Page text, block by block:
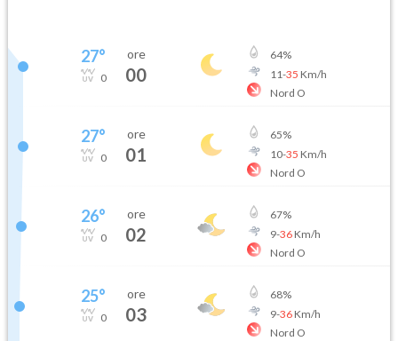
27°
0
ore
00
64%
11-35 Km/h
Nord O
27°
0
ore
01
65%
10-35 Km/h
Nord O
26°
0
ore
02
67%
9-36Km/h
Nord O
25°
0
ore
03
68%
9-36Km/h
Nord O